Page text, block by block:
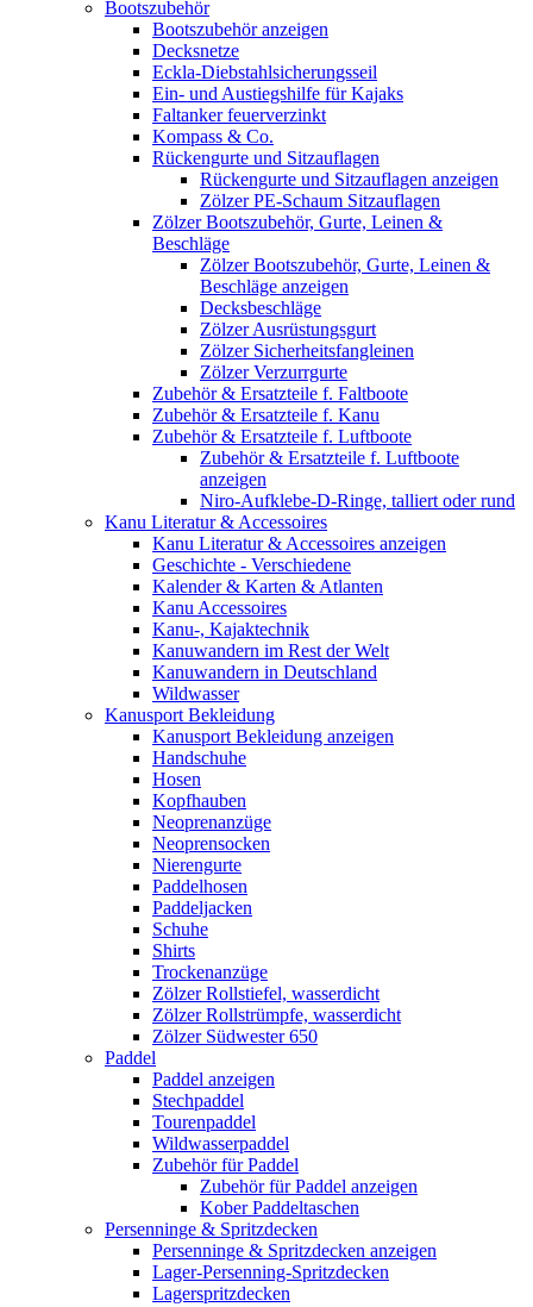
Bootszubehör
Bootszubehör anzeigen
Decksnetze
Eckla-Diebstahlsicherungsseil
Ein- und Austiegshilfe für Kajaks
Faltanker feuerverzinkt
Kompass & Co.
Rückengurte und Sitzauflagen
Rückengurte und Sitzauflagen anzeigen
Zölzer PE-Schaum Sitzauflagen
Zölzer Bootszubehör, Gurte, Leinen &
Beschläge
Zölzer Bootszubehör, Gurte, Leinen &
Beschläge anzeigen
Decksbeschläge
Zölzer Ausrüstungsgurt
Zölzer Sicherheitsfangleinen
Zölzer Verzurrgurte
Zubehör & Ersatzteile f. Faltboote
Zubehör & Ersatzteile f. Kanu
Zubehör & Ersatzteile f. Luftboote
Zubehör & Ersatzteile f. Luftboote
anzeigen
Niro-Aufklebe-D-Ringe, talliert oder rund
Kanu Literatur & Accessoires
Kanu Literatur & Accessoires anzeigen
Geschichte - Verschiedene
Kalender & Karten & Atlanten
Kanu Accessoires
Kanu-, Kajaktechnik
Kanuwandern im Rest der Welt
Kanuwandern in Deutschland
Wildwasser
Kanusport Bekleidung
Kanusport Bekleidung anzeigen
Handschuhe
Hosen
Kopfhauben
Neoprenanzüge
Neoprensocken
Nierengurte
Paddelhosen
Paddeljacken
Schuhe
Shirts
Trockenanzüge
Zölzer Rollstiefel, wasserdicht
Zölzer Rollstrümpfe, wasserdicht
Zölzer Südwester 650
Paddel
Paddel anzeigen
Stechpaddel
Tourenpaddel
Wildwasserpaddel
Zubehör für Paddel
Zubehör für Paddel anzeigen
Kober Paddeltaschen
Persenninge & Spritzdecken
Persenninge & Spritzdecken anzeigen
Lager-Persenning-Spritzdecken
Lagerspritzdecken